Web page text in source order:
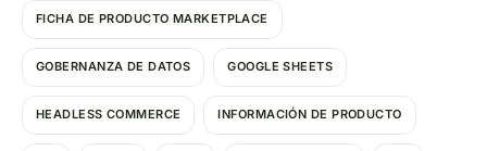
FICHA DE PRODUCTO MARKETPLACE
GOBERNANZA DE DATOS GOOGLE SHEETS
HEADLESS COMMERCE INFORMACIÓN DE PRODUCTO